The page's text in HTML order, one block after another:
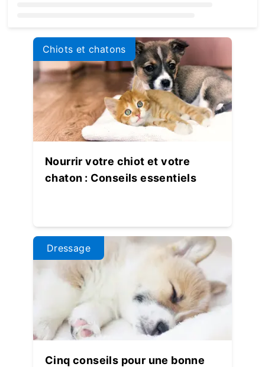
Chiots et chatons
Nourrir votre chiot et votre
chaton : Conseils essentiels
Dressage
Cinq conseils pour une bonne